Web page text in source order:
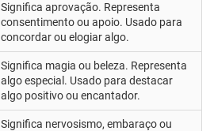
Significa aprovação. Representa
consentimento ou apoio. Usado para
concordar ou elogiar algo.
Significa magia ou beleza. Representa
algo especial. Usado para destacar
algo positivo ou encantador.
Significa nervosismo, embaraço ou